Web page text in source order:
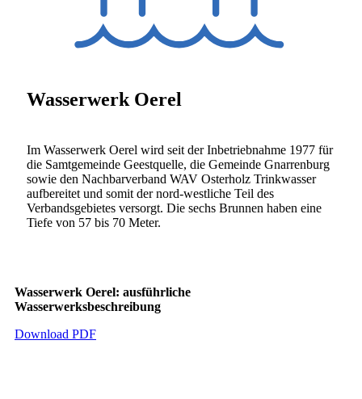
Wasserwerk Oerel
Im Wasserwerk Oerel wird seit der Inbetriebnahme 1977 für
die Samtgemeinde Geestquelle, die Gemeinde Gnarrenburg
sowie den Nachbarverband WAV Osterholz Trinkwasser
aufbereitet und somit der nord-westliche Teil des
Verbandsgebietes versorgt. Die sechs Brunnen haben eine
Tiefe von 57 bis 70 Meter.
Wasserwerk Oerel: ausführliche
Wasserwerksbeschreibung
Download PDF